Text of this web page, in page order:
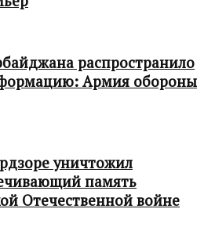
распространило
Армия обороны
уничтожил
память
Отечественной войне